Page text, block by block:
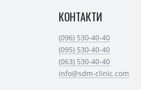
КОНТАКТИ
(096) 530-40-40
(095) 530-40-40
(063) 530-40-40
info@sdm-clinic.com